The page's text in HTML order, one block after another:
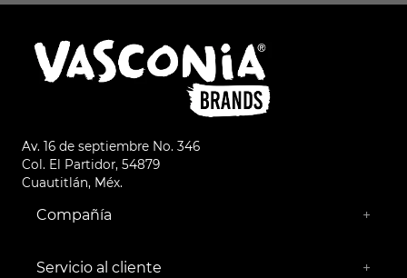
Av. 16 de septiembre No. 346
Col. El Partidor, 54879
Cuautitlán, Méx.
Compañía +
Empresa Socialmente Responsable
Servicio al cliente +